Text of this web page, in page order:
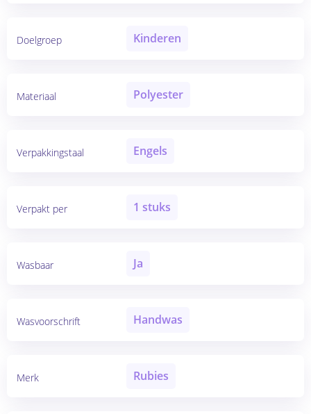
Doelgroep Kinderen
Materiaal Polyester
Verpakkingstaal Engels
Verpakt per 1 stuks
Wasbaar Ja
Wasvoorschrift Handwas
Merk Rubies